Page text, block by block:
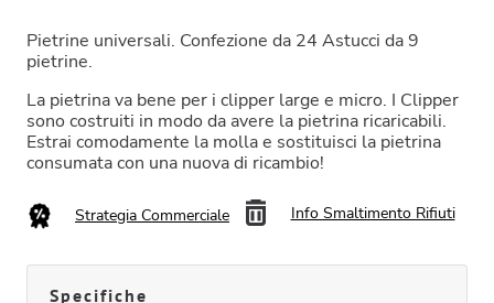
Pietrine universali. Confezione da 24 Astucci da 9
pietrine.
La pietrina va bene per i clipper large e micro. I Clipper
sono costruiti in modo da avere la pietrina ricaricabili.
Estrai comodamente la molla e sostituisci la pietrina
consumata con una nuova di ricambio!
Strategia Commerciale Info Smaltimento Rifiuti
Specifiche